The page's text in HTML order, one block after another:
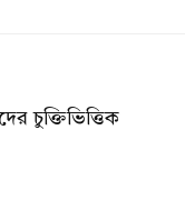
চুক্তিভিত্তিক